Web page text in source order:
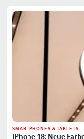
SMARTPHONES & TABLETS
iPhone 18: Neue